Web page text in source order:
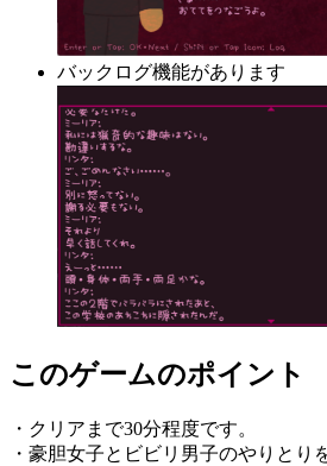
バックログ機能があります
このゲームのポイント
・クリアまで30分程度です。
・豪胆女子とビビリ男子のやりとり